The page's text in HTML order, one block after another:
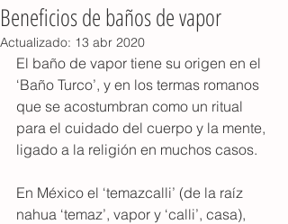
Beneficios de baños de vapor
Actualizado: 13 abr 2020
El baño de vapor tiene su origen en el
‘Baño Turco’, y en los termas romanos
que se acostumbran como un ritual
para el cuidado del cuerpo y la mente,
ligado a la religión en muchos casos.
En México el ‘temazcalli’ (de la raíz
nahua ‘temaz’, vapor y ‘calli’, casa),